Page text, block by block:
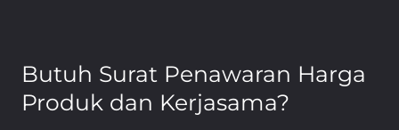
Butuh Surat Penawaran Harga
Produk dan Kerjasama?